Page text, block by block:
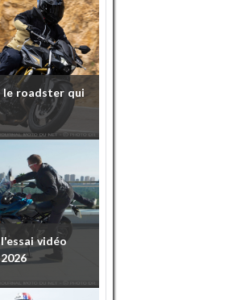
le roadster qui
l'essai vidéo
2026